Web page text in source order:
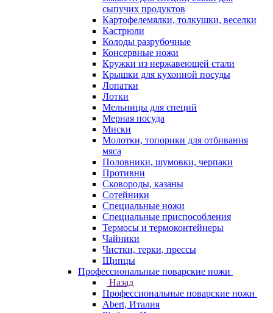
сыпучих продуктов
Картофелемялки, толкушки, веселки
Кастрюли
Колоды разрубочные
Консервные ножи
Кружки из нержавеющей стали
Крышки для кухонной посуды
Лопатки
Лотки
Мельницы для специй
Мерная посуда
Миски
Молотки, топорики для отбивания
мяса
Половники, шумовки, черпаки
Противни
Сковороды, казаны
Сотейники
Специальные ножи
Специальные приспособления
Термосы и термоконтейнеры
Чайники
Чистки, терки, прессы
Щипцы
Профессиональные поварские ножи
Назад
Профессиональные поварские ножи
Abert, Италия